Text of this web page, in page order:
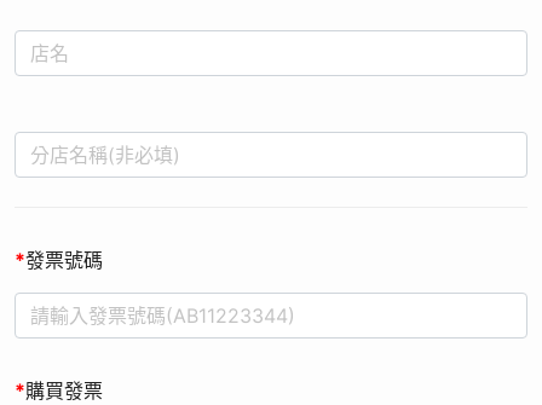
*發票號碼
*購買發票